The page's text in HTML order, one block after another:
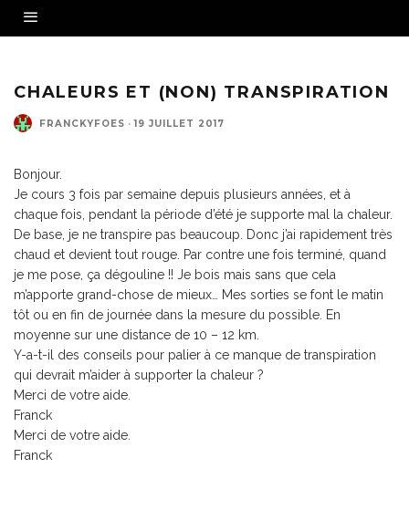
CHALEURS ET (NON) TRANSPIRATION
FRANCKYFOES · 19 JUILLET 2017
Bonjour.
Je cours 3 fois par semaine depuis plusieurs années, et à
chaque fois, pendant la période d’été je supporte mal la chaleur.
De base, je ne transpire pas beaucoup. Donc j’ai rapidement très
chaud et devient tout rouge. Par contre une fois terminé, quand
je me pose, ça dégouline !! Je bois mais sans que cela
m’apporte grand-chose de mieux… Mes sorties se font le matin
tôt ou en fin de journée dans la mesure du possible. En
moyenne sur une distance de 10 – 12 km.
Y-a-t-il des conseils pour palier à ce manque de transpiration
qui devrait m’aider à supporter la chaleur ?
Merci de votre aide.
Franck
Merci de votre aide.
Franck